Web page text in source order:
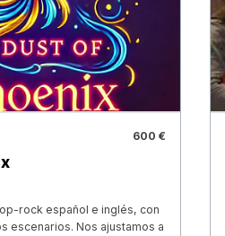
600 €
rock español e inglés, con
escenarios. Nos ajustamos a